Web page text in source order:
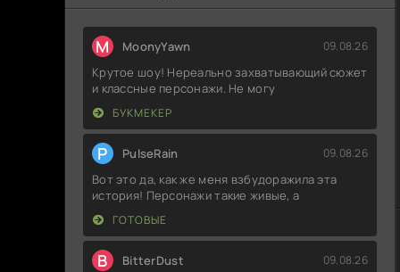
M MoonyYawn 09.08.26
Крутое шоу! Нереально захватывающий сюжет
и классные персонажи. Не могу
БУКМЕКЕР
P PulseRain 09.08.26
Вот это да, как же меня взбудоражила эта
история! Персонажи такие живые, а
ГОТОВЫЕ
B BitterDust 09.08.26